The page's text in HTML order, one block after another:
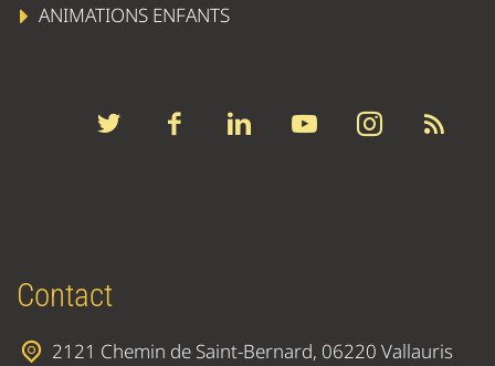
ANIMATIONS ENFANTS
Contact
2121 Chemin de Saint-Bernard, 06220 Vallauris